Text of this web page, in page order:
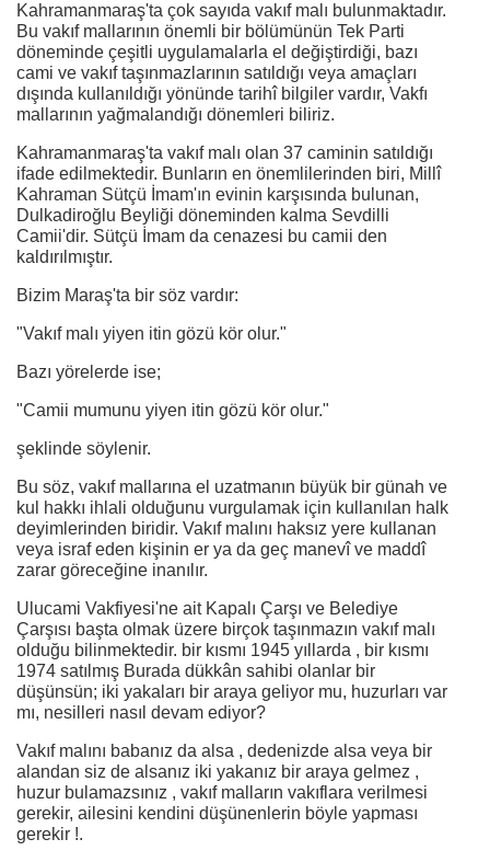
Kahramanmaraş'ta çok sayıda vakıf malı bulunmaktadır.
Bu vakıf mallarının önemli bir bölümünün Tek Parti
döneminde çeşitli uygulamalarla el değiştirdiği, bazı
cami ve vakıf taşınmazlarının satıldığı veya amaçları
dışında kullanıldığı yönünde tarihî bilgiler vardır, Vakfı
mallarının yağmalandığı dönemleri biliriz.
Kahramanmaraş'ta vakıf malı olan 37 caminin satıldığı
ifade edilmektedir. Bunların en önemlilerinden biri, Millî
Kahraman Sütçü İmam'ın evinin karşısında bulunan,
Dulkadiroğlu Beyliği döneminden kalma Sevdilli
Camii'dir. Sütçü İmam da cenazesi bu camii den
kaldırılmıştır.
Bizim Maraş'ta bir söz vardır:
"Vakıf malı yiyen itin gözü kör olur."
Bazı yörelerde ise;
"Camii mumunu yiyen itin gözü kör olur."
şeklinde söylenir.
Bu söz, vakıf mallarına el uzatmanın büyük bir günah ve
kul hakkı ihlali olduğunu vurgulamak için kullanılan halk
deyimlerinden biridir. Vakıf malını haksız yere kullanan
veya israf eden kişinin er ya da geç manevî ve maddî
zarar göreceğine inanılır.
Ulucami Vakfiyesi'ne ait Kapalı Çarşı ve Belediye
Çarşısı başta olmak üzere birçok taşınmazın vakıf malı
olduğu bilinmektedir. bir kısmı 1945 yıllarda , bir kısmı
1974 satılmış Burada dükkân sahibi olanlar bir
düşünsün; iki yakaları bir araya geliyor mu, huzurları var
mı, nesilleri nasıl devam ediyor?
Vakıf malını babanız da alsa , dedenizde alsa veya bir
alandan siz de alsanız iki yakanız bir araya gelmez ,
huzur bulamazsınız , vakıf malların vakıflara verilmesi
gerekir, ailesini kendini düşünenlerin böyle yapması
gerekir !.